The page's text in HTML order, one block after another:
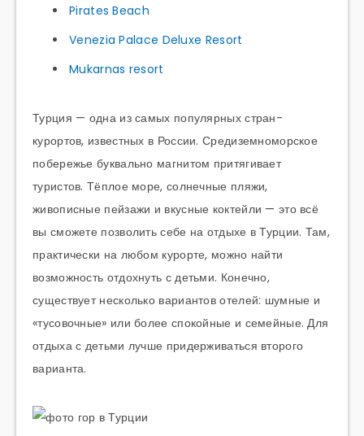
Pirates Beach
Venezia Palace Deluxe Resort
Mukarnas resort
Турция — одна из самых популярных стран-
курортов, известных в России. Средиземноморское
побережье буквально магнитом притягивает
туристов. Тёплое море, солнечные пляжи,
живописные пейзажи и вкусные коктейли — это всё
вы сможете позволить себе на отдыхе в Турции. Там,
практически на любом курорте, можно найти
возможность отдохнуть с детьми. Конечно,
существует несколько вариантов отелей: шумные и
«тусовочные» или более спокойные и семейные. Для
отдыха с детьми лучше придерживаться второго
варианта.